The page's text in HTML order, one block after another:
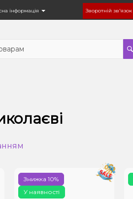
інформація Зворотній зв'язок
У наявності
Знижка 10%